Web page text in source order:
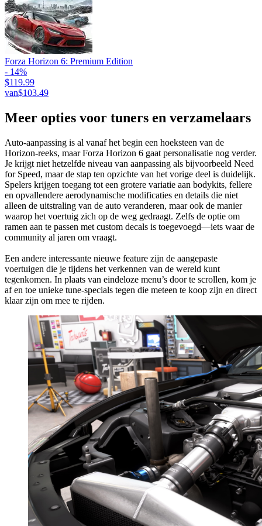
Forza Horizon 6: Premium Edition
- 14%
$119.99
van$103.49
Meer opties voor tuners en verzamelaars
Auto-aanpassing is al vanaf het begin een hoeksteen van de
Horizon-reeks, maar Forza Horizon 6 gaat personalisatie nog verder.
Je krijgt niet hetzelfde niveau van aanpassing als bijvoorbeeld Need
for Speed, maar de stap ten opzichte van het vorige deel is duidelijk.
Spelers krijgen toegang tot een grotere variatie aan bodykits, fellere
en opvallendere aerodynamische modificaties en details die niet
alleen de uitstraling van de auto veranderen, maar ook de manier
waarop het voertuig zich op de weg gedraagt. Zelfs de optie om
ramen aan te passen met custom decals is toegevoegd—iets waar de
community al jaren om vraagt.
Een andere interessante nieuwe feature zijn de aangepaste
voertuigen die je tijdens het verkennen van de wereld kunt
tegenkomen. In plaats van eindeloze menu’s door te scrollen, kom je
af en toe unieke tune-specials tegen die meteen te koop zijn en direct
klaar zijn om mee te rijden.